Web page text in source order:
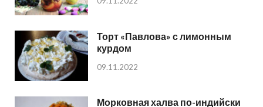
Торт «Павлова» с лимонным
курдом
09.11.2022
Морковная халва по-индийски